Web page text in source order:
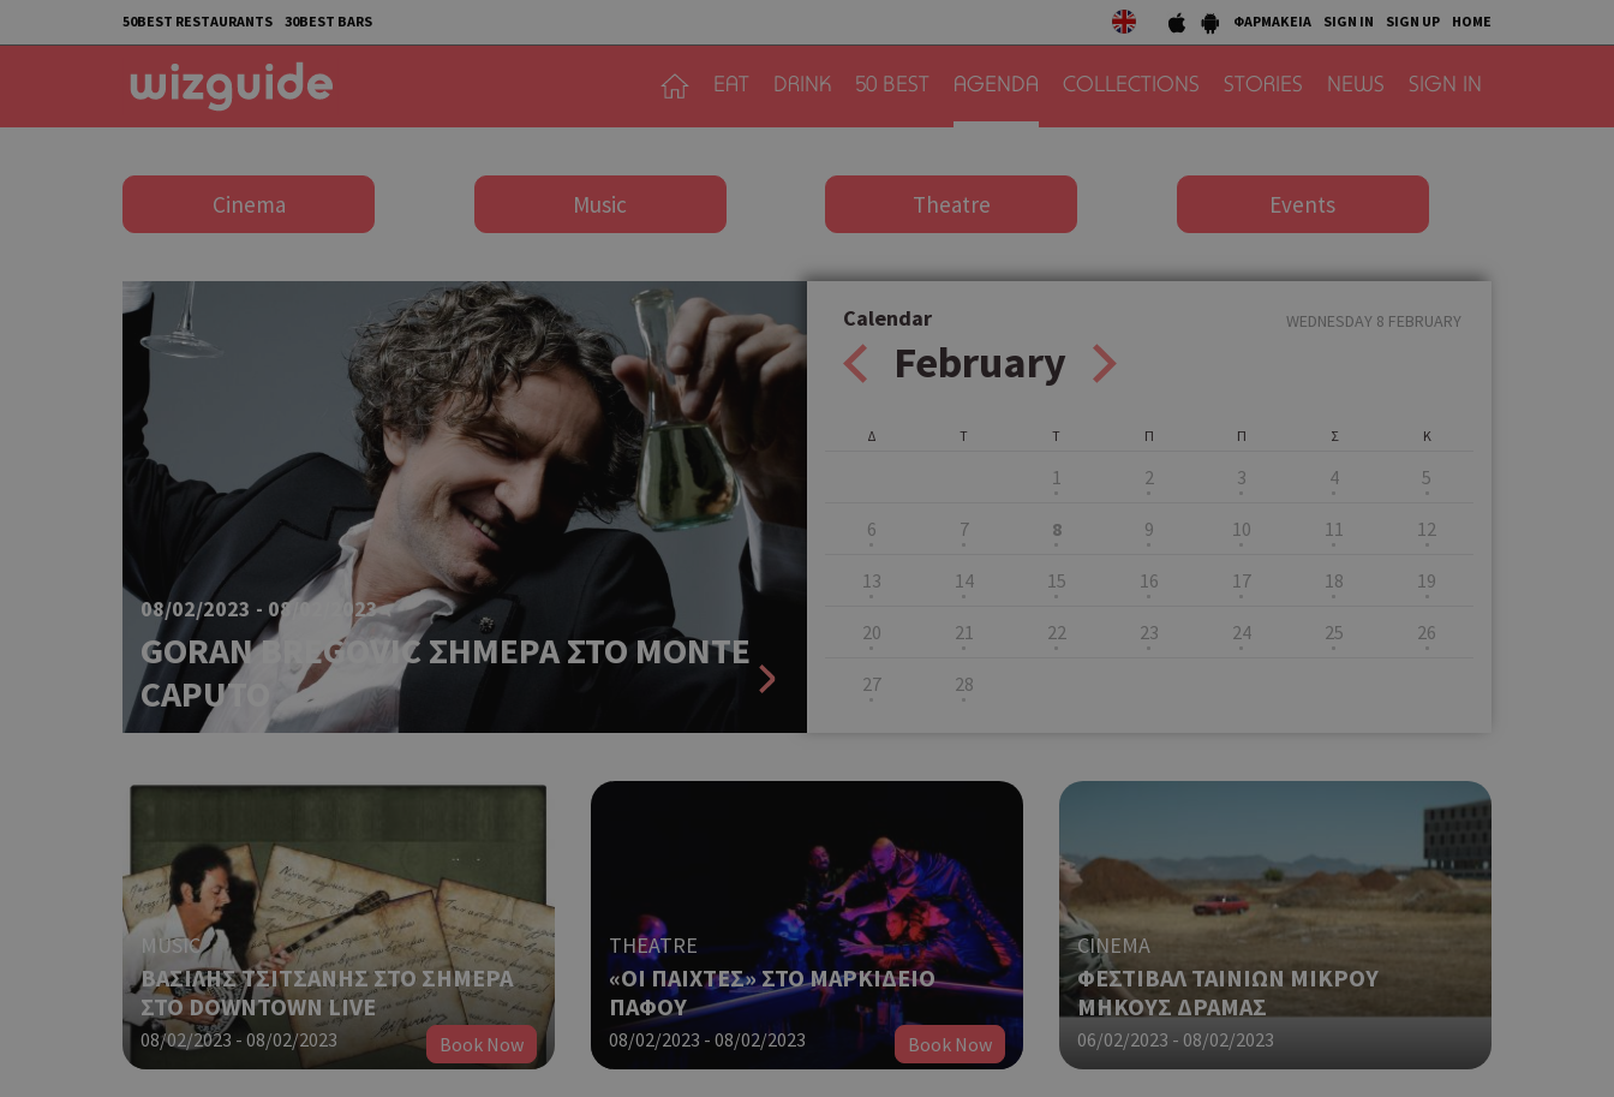
50BEST RESTAURANTS 30BEST BARS ΦΑΡΜΑΚΕΙΑ SIGN IN SIGN UP HOME
EAT DRINK 50 BEST AGENDA COLLECTIONS STORIES NEWS SIGN IN
Cinema Music Theatre Events
08/02/2023 - 08/02/2023
GORAN BREGOVIC ΣΗΜΕΡΑ ΣΤΟ MONTE
CAPUTO
Calendar
February
WEDNESDAY 8 FEBRUARY
Δ Τ Τ
1
Π
2
Π
3
Σ
4
Κ
5
6 7 8 9 10 11 12
13 14 15 16 17 18 19
20 21 22 23 24 25 26
27 28
MUSIC
ΒΑΣΙΛΗΣ ΤΣΙΤΣΑΝΗΣ ΣΤΟ ΣΗΜΕΡΑ
ΣΤΟ DOWNTOWN LIVE
08/02/2023 - 08/02/2023 Book Now
THEATRE
«ΟΙ ΠΑΙΧΤΕΣ» ΣΤΟ ΜΑΡΚΙΔΕΙΟ
ΠΑΦΟΥ
08/02/2023 - 08/02/2023 Book Now
CINEMA
ΦΕΣΤΙΒΑΛ ΤΑΙΝΙΩΝ ΜΙΚΡΟΥ
ΜΗΚΟΥΣ ΔΡΑΜΑΣ
06/02/2023 - 08/02/2023